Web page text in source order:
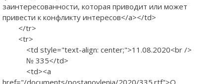
заинтересованности, которая приводит или может
привести к конфликту интересов</a></td>
</tr>
<tr>
<td style="text-align: center;">11.08.2020<br />
№ 335</td>
<td><a
href="/documents/postanovlenia/2020/335.rtf">О